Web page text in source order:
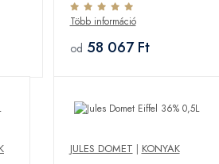
Több információ
od 58 067 Ft
JULES DOMET | KONYAK